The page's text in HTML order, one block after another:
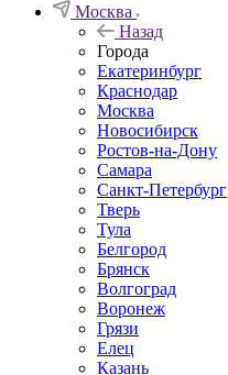
Москва
Назад
Города
Екатеринбург
Краснодар
Москва
Новосибирск
Ростов-на-Дону
Самара
Санкт-Петербург
Тверь
Тула
Белгород
Брянск
Волгоград
Воронеж
Грязи
Елец
Казань